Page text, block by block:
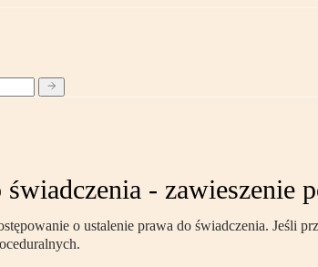
- zawieszenie
o ustalenie prawa do świadczenia. Jeśli